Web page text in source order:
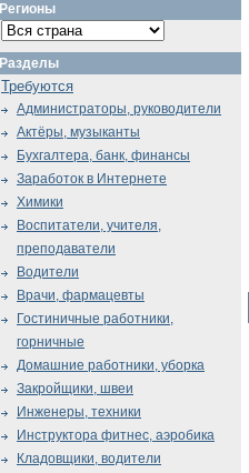
Регионы
Разделы
Требуются
Администраторы, руководители
Актёры, музыканты
Бухгалтера, банк, финансы
Заработок в Интернете
Химики
Воспитатели, учителя,
преподаватели
Водители
Врачи, фармацевты
Гостиничные работники,
горничные
Домашние работники, уборка
Закройщики, швеи
Инженеры, техники
Инструктора фитнес, аэробика
Кладовщики, водители